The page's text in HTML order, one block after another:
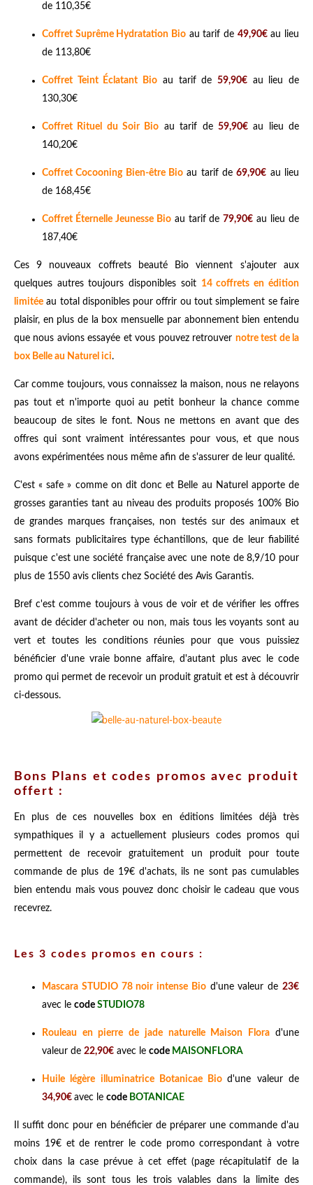
de 110,35€
Coffret Suprême Hydratation Bio au tarif de 49,90€au lieu
de 113,80€
Coffret Teint Éclatant Bio au tarif de 59,90€au lieu de
130,30€
Coffret Rituel du Soir Bio au tarif de 59,90€au lieu de
140,20€
Coffret Cocooning Bien-être Bio au tarif de69,90€ au lieu
de 168,45€
Coffret Éternelle Jeunesse Bioau tarif de79,90€ au lieu de
187,40€
Ces 9 nouveaux coffrets beauté Bio viennent s'ajouter aux
quelques autres toujours disponibles soit 14 coffrets en édition
limitée au total disponibles pour offrir ou tout simplement se faire
plaisir, en plus de la box mensuelle par abonnement bien entendu
que nous avions essayée et vous pouvez retrouver notre test de la
box Belle au Naturel ici.
Car comme toujours, vous connaissez la maison, nous ne relayons
pas tout et n'importe quoi au petit bonheur la chance comme
beaucoup de sites le font. Nous ne mettons en avant que des
offres qui sont vraiment intéressantes pour vous, et que nous
avons expérimentées nous même afin de s'assurer de leur qualité.
C'est « safe » comme on dit donc et Belle au Naturel apporte de
grosses garanties tant au niveau des produits proposés 100% Bio
de grandes marques françaises, non testés sur des animaux et
sans formats publicitaires type échantillons, que de leur fiabilité
puisque c'est une société française avec une note de 8,9/10 pour
plus de 1550 avis clients chez Société des Avis Garantis.
Bref c'est comme toujours à vous de voir et de vérifier les offres
avant de décider d'acheter ou non, mais tous les voyants sont au
vert et toutes les conditions réunies pour que vous puissiez
bénéficier d'une vraie bonne affaire, d'autant plus avec le code
promo qui permet de recevoir un produit gratuit et est à découvrir
ci-dessous.
Bons Plans et codes promos avec produit
offert :
En plus de ces nouvelles box en éditions limitées déjà très
sympathiques il y a actuellement plusieurs codes promos qui
permettent de recevoir gratuitement un produit pour toute
commande de plus de 19€ d'achats, ils ne sont pas cumulables
bien entendu mais vous pouvez donc choisir le cadeau que vous
recevrez.
Les 3 codes promos en cours :
Mascara STUDIO 78 noir intense Biod'une valeur de23€
avec le code STUDIO78
Rouleau en pierre de jade naturelle Maison Flora d'une
valeur de 22,90€ avec le code MAISONFLORA
Huile légère illuminatrice Botanicae Bio d'une valeur de
34,90€ avec le code BOTANICAE
Il suffit donc pour en bénéficier de préparer une commande d'au
moins 19€ et de rentrer le code promo correspondant à votre
choix dans la case prévue à cet effet (page récapitulatif de la
commande), ils sont tous les trois valables dans la limite des